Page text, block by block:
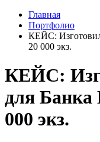
Главная
Портфолио
КЕЙС:
20 000 экз.
КЕЙС:
для
000 экз.